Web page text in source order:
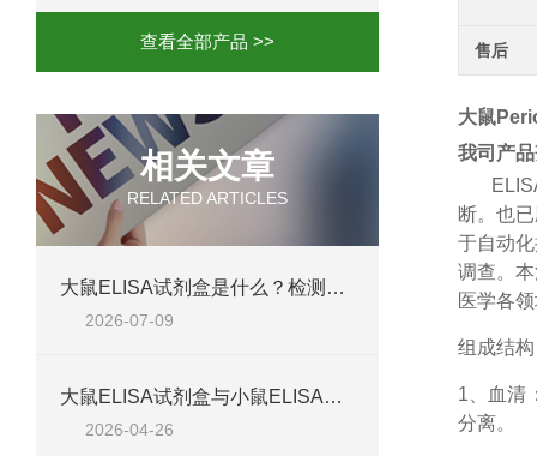
查看全部产品 >>
相关文章
RELATED ARTICLES
大鼠ELISA试剂盒是什么？检测原理、试剂盒组成与适用样本类型全解析
2026-07-09
大鼠ELISA试剂盒与小鼠ELISA试剂盒对比：检测差异、适用物种及实验场景差异化分析
2026-04-26
售后
大鼠
我司产
断。也
于自动
调查。
医学各
组成结构
1、
血清
分离。